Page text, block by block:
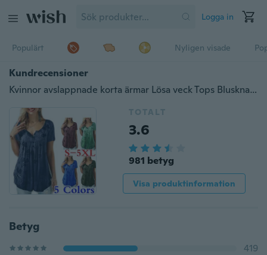
Logga in
Populärt Nyligen visade
Kundrecensioner
Kvinnor avslappnade korta ärmar Lösa veck Tops Blusknapp T-shirt Plus storlek S-5XL
TOTALT
3.6
981 betyg
Visa produktinformation
Betyg
419